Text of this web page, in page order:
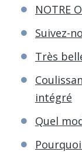
NOTRE
Suivez-
Très
intégré
Quel